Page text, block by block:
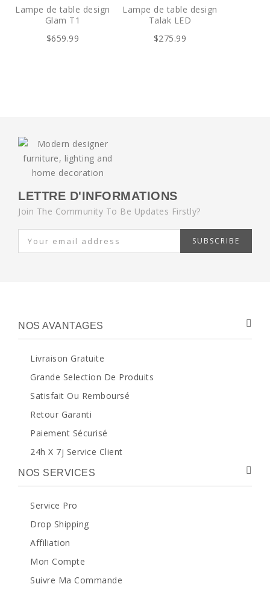
Lampe de table design
Glam T1
$659.99
Lampe de table design
Talak LED
$275.99
LETTRE D'INFORMATIONS
Join The Community To Be Updates Firstly?
SUBSCRIBE
NOS AVANTAGES
Livraison Gratuite
Grande Selection De Produits
Satisfait Ou Remboursé
Retour Garanti
Paiement Sécurisé
24h X 7j Service Client
NOS SERVICES
Service Pro
Drop Shipping
Affiliation
Mon Compte
Suivre Ma Commande